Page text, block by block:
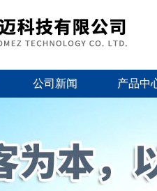
公司新闻 产品中